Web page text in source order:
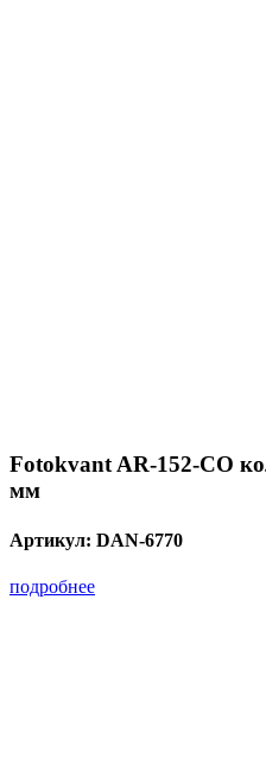
Fotokvant AR-152-CO
мм
Артикул: DAN-6770
подробнее